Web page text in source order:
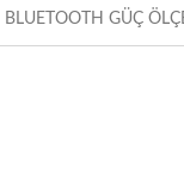
BLUETOOTH GÜÇ